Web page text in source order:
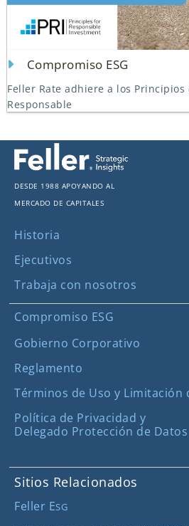
Compromiso ESG
Feller Rate adhiere a los Principios
Responsable
Desde 1988 apoyando al
mercado de capitales
Historia
Ejecutivos
Trabaja con nosotros
Compromiso ESG
Gobierno Corporativo
Reglamento
Términos de Uso y Limitación
Política de Privacidad y
Delegado Protección de Datos
Sitios Relacionados
Feller ESG